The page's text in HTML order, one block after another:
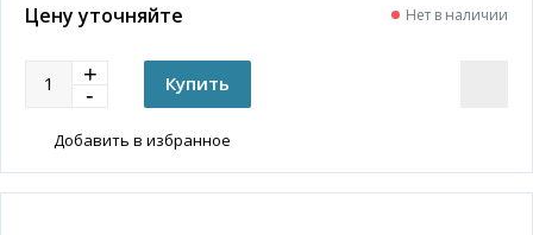
Цену уточняйте Нет в наличии
Добавить в избранное